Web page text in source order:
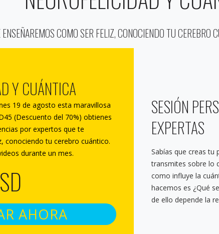
COMO SER FELIZ, CONOCIENDO TU CEREBRO
Y CUÁNTICA
19 de agosto esta maravillosa
(Descuento del 70%) obtienes
por expertos que te
conociendo tu cerebro cuántico.
durante un mes.
AHORA
SESIÓN
EXPERTAS
Sabías que creas
transmites sobre lo
como influye la
hacemos es ¿Qué
de ello depende la